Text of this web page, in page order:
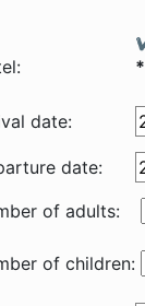
date:
date:
of adults:
of children: